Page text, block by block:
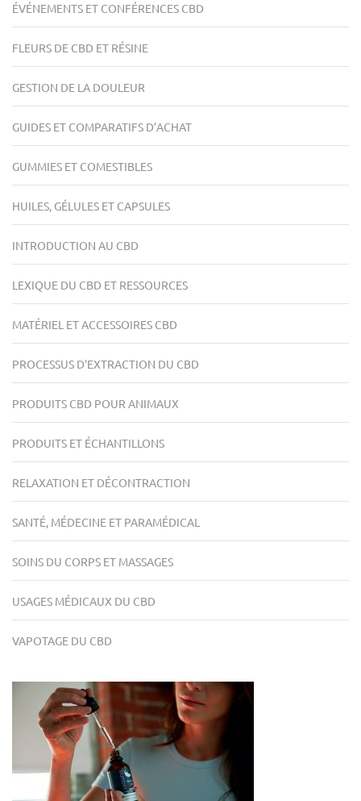
ÉVÉNEMENTS ET CONFÉRENCES CBD
FLEURS DE CBD ET RÉSINE
GESTION DE LA DOULEUR
GUIDES ET COMPARATIFS D’ACHAT
GUMMIES ET COMESTIBLES
HUILES, GÉLULES ET CAPSULES
INTRODUCTION AU CBD
LEXIQUE DU CBD ET RESSOURCES
MATÉRIEL ET ACCESSOIRES CBD
PROCESSUS D'EXTRACTION DU CBD
PRODUITS CBD POUR ANIMAUX
PRODUITS ET ÉCHANTILLONS
RELAXATION ET DÉCONTRACTION
SANTÉ, MÉDECINE ET PARAMÉDICAL
SOINS DU CORPS ET MASSAGES
USAGES MÉDICAUX DU CBD
VAPOTAGE DU CBD